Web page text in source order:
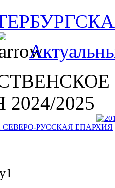
2025
СЕВЕРО-РУССКАЯ ЕПАРХИЯ